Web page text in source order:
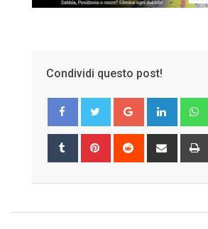
Condividi questo post!
Google+ LinkedIn
Tumblr Pinterest Reddit
Share